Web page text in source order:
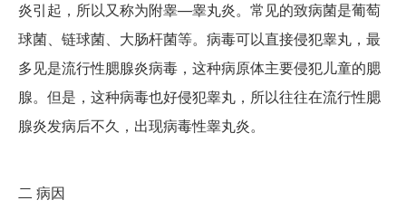
炎引起，所以又称为附睾—睾丸炎。常见的致病菌是葡萄
球菌、链球菌、大肠杆菌等。病毒可以直接侵犯睾丸，最
多见是流行性腮腺炎病毒，这种病原体主要侵犯儿童的腮
腺。但是，这种病毒也好侵犯睾丸，所以往往在流行性腮
腺炎发病后不久，出现病毒性睾丸炎。
二 病因